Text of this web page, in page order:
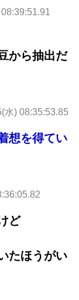
から抽出だ
水) 08:35:53.85
想を得てい
ど
たほうがい